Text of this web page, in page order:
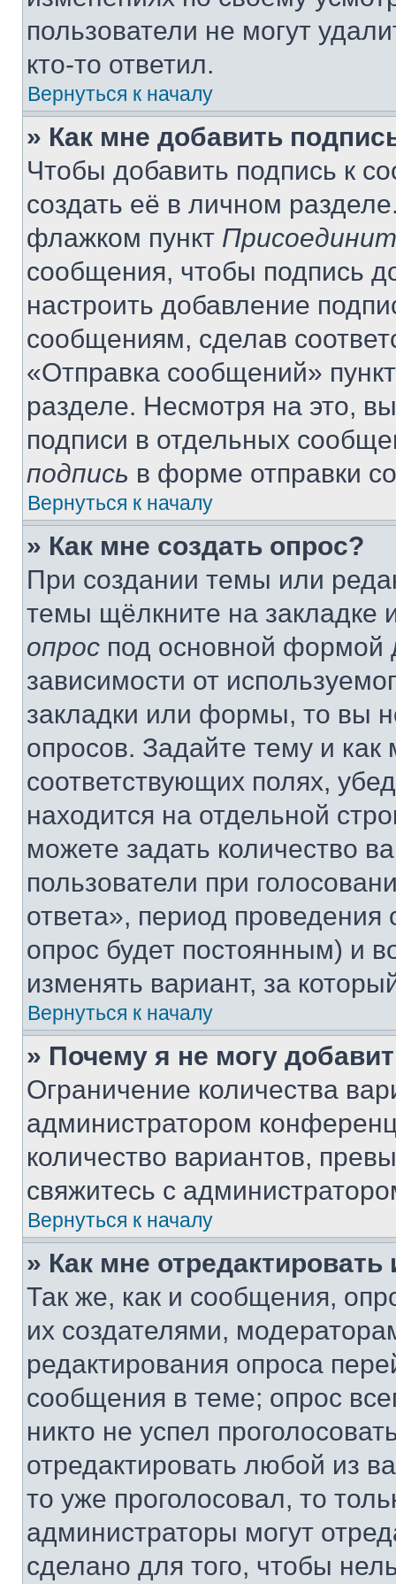
пользователи не могут
кто-то ответил.
Вернуться к началу
» Как мне добавить
Чтобы добавить подпись к
создать её в личном
флажком пункт
сообщения, чтобы подпись
настроить добавление
сообщениям, сделав
«Отправка сообщений»
разделе. Несмотря на это,
подписи в отдельных
подпись в форме отправки
Вернуться к началу
» Как мне создать опрос?
При создании темы или
темы щёлкните на
опрос под основной формой
зависимости от
закладки или формы, то вы
опросов. Задайте тему и
соответствующих полях,
находится на отдельной
можете задать количество
пользователи при
ответа», период проведения
опрос будет постоянным) и
изменять вариант, за
Вернуться к началу
» Почему я не могу
Ограничение количества
администратором
количество вариантов,
свяжитесь с
Вернуться к началу
» Как мне
Так же, как и сообщения,
их создателями,
редактирования опроса
сообщения в теме; опрос
никто не успел
отредактировать любой из
то уже проголосовал, то
администраторы могут
сделано для того, чтобы